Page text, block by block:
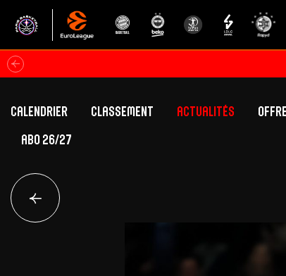
Calendrier
Classement
Classement Betclic Elite
Actualités
ABO 26/27
Équipe Première